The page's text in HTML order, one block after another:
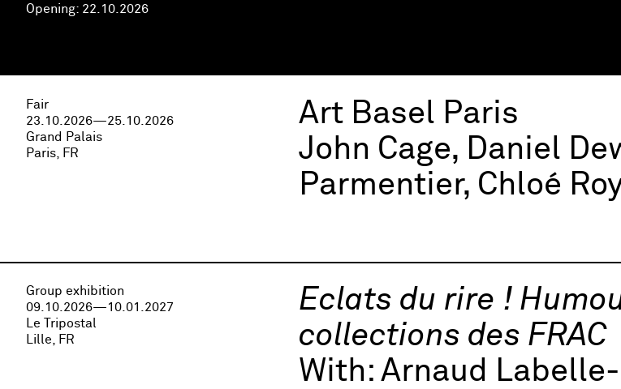
Opening: 22.10.2026
Art Basel Paris
John Cage, Daniel
Parmentier, Chloé
Fair
23.10.2026—25.10.2026
Grand Palais
Paris, FR
Eclats du rire !
collections des FRAC
With: Arnaud
Group exhibition
09.10.2026—10.01.2027
Le Tripostal
Lille, FR